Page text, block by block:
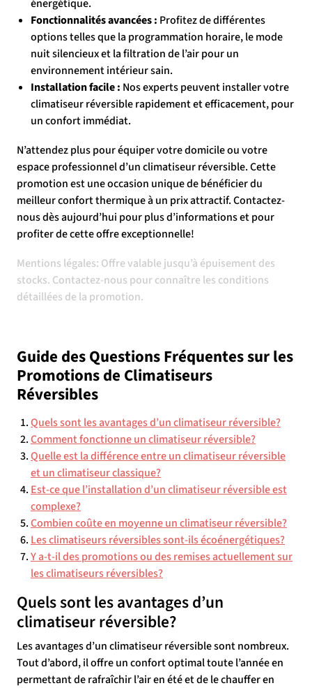
énergétique.
Fonctionnalités avancées : Profitez de différentes
options telles que la programmation horaire, le mode
nuit silencieux et la filtration de l’air pour un
environnement intérieur sain.
Installation facile : Nos experts peuvent installer votre
climatiseur réversible rapidement et efficacement, pour
un confort immédiat.
N’attendez plus pour équiper votre domicile ou votre
espace professionnel d’un climatiseur réversible. Cette
promotion est une occasion unique de bénéficier du
meilleur confort thermique à un prix attractif. Contactez-
nous dès aujourd’hui pour plus d’informations et pour
profiter de cette offre exceptionnelle!
Mentions légales: Offre valable jusqu’à épuisement des
stocks. Contactez-nous pour connaître les conditions
détaillées de la promotion.
Guide des Questions Fréquentes sur les
Promotions de Climatiseurs
Réversibles
Quels sont les avantages d’un climatiseur réversible?
Comment fonctionne un climatiseur réversible?
Quelle est la différence entre un climatiseur réversible
et un climatiseur classique?
Est-ce que l’installation d’un climatiseur réversible est
complexe?
Combien coûte en moyenne un climatiseur réversible?
Les climatiseurs réversibles sont-ils écoénergétiques?
Y a-t-il des promotions ou des remises actuellement sur
les climatiseurs réversibles?
Quels sont les avantages d’un
climatiseur réversible?
Les avantages d’un climatiseur réversible sont nombreux.
Tout d’abord, il offre un confort optimal toute l’année en
permettant de rafraîchir l’air en été et de le chauffer en